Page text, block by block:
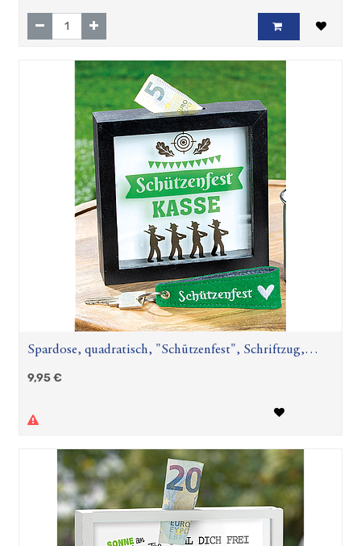
Spardose, quadratisch, "Schützenfest", Schriftzug,
Glas, MDF, schwarz, L. 4,4 cm, B. 17,2 cm, H. 17 cm
9,95€